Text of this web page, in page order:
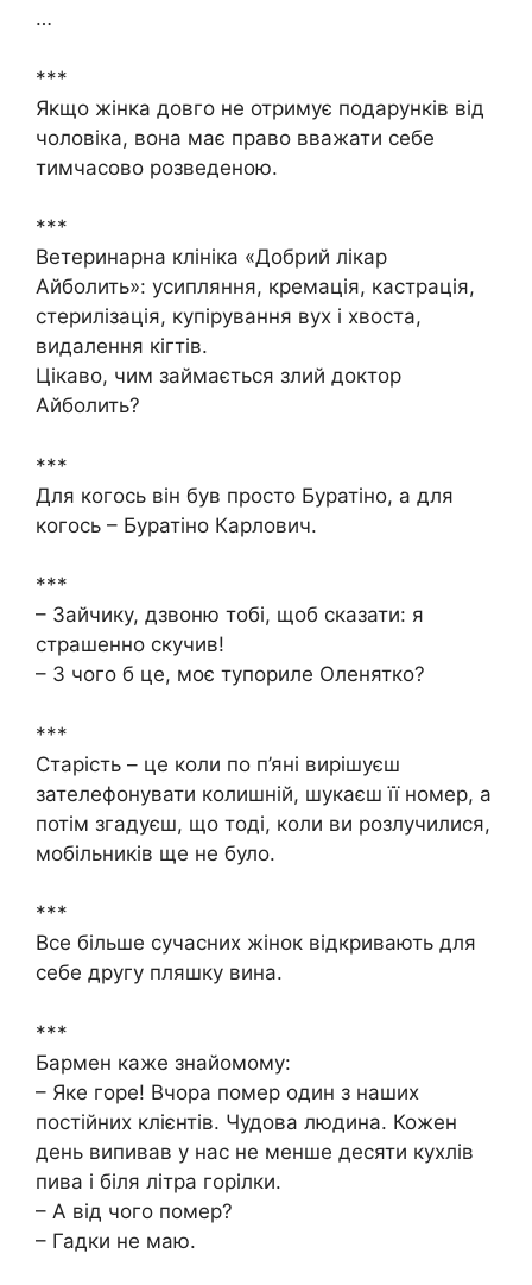
…
***
Якщо жінка довго не отримує подарунків від
чоловіка, вона має право вважати себе
тимчасово розведеною.
***
Ветеринарна клініка «Добрий лікар
Айболить»: усипляння, кремація, кастрація,
стерилізація, купірування вух і хвоста,
видалення кігтів.
Цікаво, чим займається злий доктор
Айболить?
***
Для когось він був просто Буратіно, а для
когось – Буратіно Карлович.
***
– Зайчику, дзвоню тобі, щоб сказати: я
страшенно скучив!
– З чого б це, моє тупориле Оленятко?
***
Старість – це коли по п’яні вирішуєш
зателефонувати колишній, шукаєш її номер, а
потім згадуєш, що тоді, коли ви розлучилися,
мобільників ще не було.
***
Все більше сучасних жінок відкривають для
себе другу пляшку вина.
***
Бармен каже знайомому:
– Яке горе! Вчора помер один з наших
постійних клієнтів. Чудова людина. Кожен
день випивав у нас не менше десяти кухлів
пива і біля літра горілки.
– А від чого помер?
– Гадки не маю.